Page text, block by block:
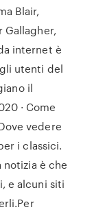
Blair,
Gallagher,
internet è
utenti del
il
· Come
vedere
i classici.
notizia è che
e alcuni siti